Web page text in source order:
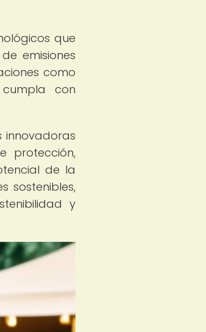
que
emisiones
como
con
innovadoras
protección,
de la
sostenibles,
y